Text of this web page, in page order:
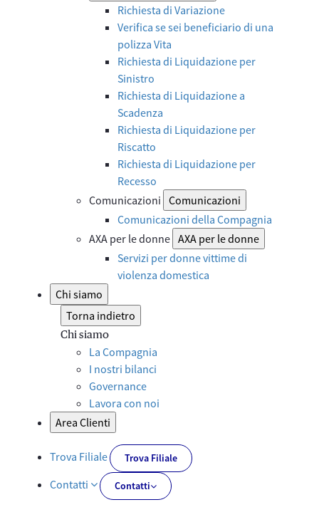
Richiesta di Variazione
Verifica se sei beneficiario di una
polizza Vita
Richiesta di Liquidazione per
Sinistro
Richiesta di Liquidazione a
Scadenza
Richiesta di Liquidazione per
Riscatto
Richiesta di Liquidazione per
Recesso
Comunicazioni Comunicazioni
Comunicazioni della Compagnia
AXA per le donne AXA per le donne
Servizi per donne vittime di
violenza domestica
Chi siamo
Torna indietro
Chi siamo
La Compagnia
I nostri bilanci
Governance
Lavora con noi
Area Clienti
Trova Filiale Trova Filiale
Contatti Contatti